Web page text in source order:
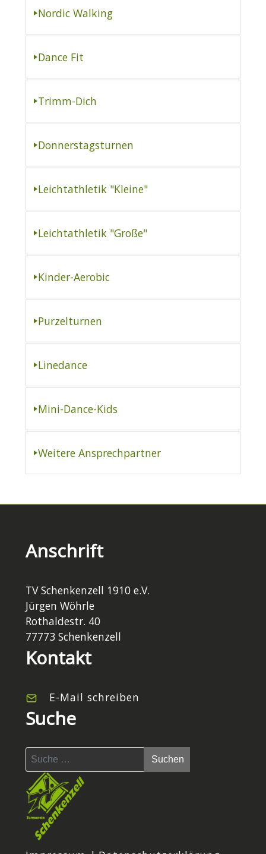
Nordic Walking
Dance Fit
Trimm-Dich
Donnerstagsturnen
Leichtathletik "Kleine"
Leichtathletik "Große"
Kinder-Aerobic
Purzelturnen
Linedance
Mini-Dance-Kids
Weitere Ansprechpartner
Anschrift
TV Schenkenzell 1910 e.V.
Jürgen Wöhrle
Rothaldestr. 40
77773 Schenkenzell
Kontakt
E-Mail schreiben
Suche
Suchen Suchen